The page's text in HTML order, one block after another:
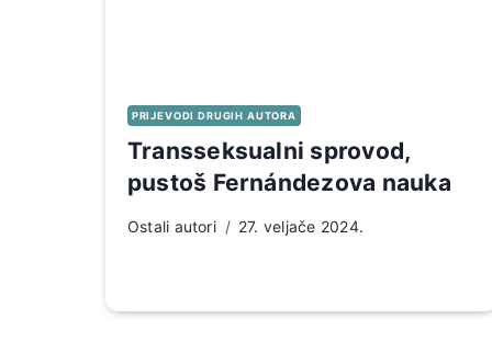
PRIJEVODI DRUGIH AUTORA
Transseksualni sprovod,
pustoš Fernándezova nauka
Ostali autori 27. veljače 2024.